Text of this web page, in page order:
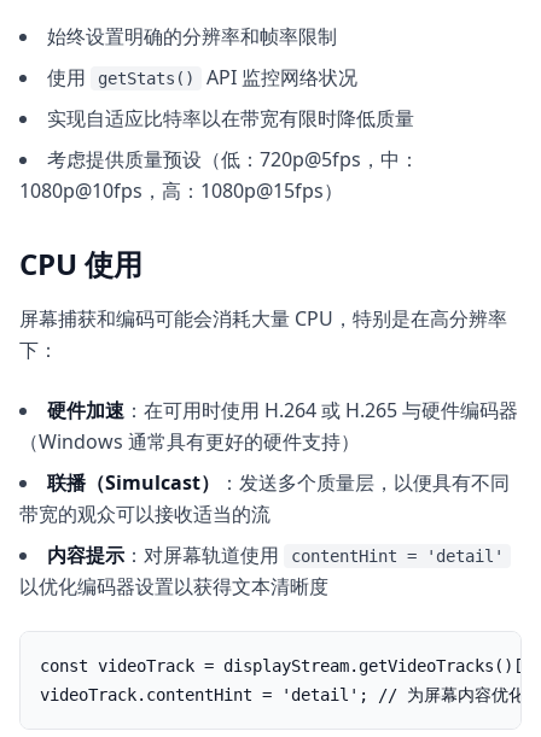
始终设置明确的分辨率和帧率限制
使用
getStats()
API 监控网络状况
实现自适应比特率以在带宽有限时降低质量
考虑提供质量预设（低：720p@5fps，中：
1080p@10fps，高：1080p@15fps）
CPU 使用
屏幕捕获和编码可能会消耗大量 CPU，特别是在高分辨率
下：
硬件加速 ：在可用时使用 H.264 或 H.265 与硬件编码器
（Windows 通常具有更好的硬件支持）
联播（Simulcast）
：发送多个质量层，以便具有不同
带宽的观众可以接收适当的流
内容提示 ：对屏幕轨道使用 contentHint = 'detail'
以优化编码器设置以获得文本清晰度
const videoTrack =
videoTrack.contentHint = 'detail'; // 为屏幕内容优化